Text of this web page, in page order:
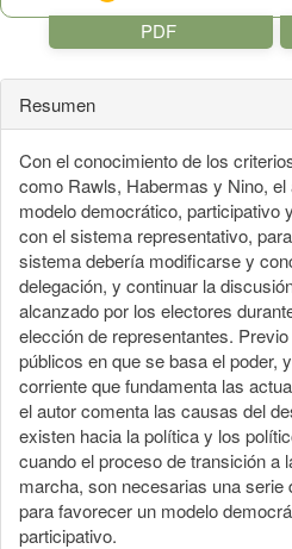
PDF
Resumen
Con el conocimiento de los
como Rawls, Habermas y Nino,
modelo democrático, participativo
con el sistema representativo,
sistema debería modificarse y
delegación, y continuar la
alcanzado por los electores
elección de representantes.
públicos en que se basa el poder,
corriente que fundamenta las
el autor comenta las causas del
existen hacia la política y los
cuando el proceso de transición a
marcha, son necesarias una serie
para favorecer un modelo
participativo.